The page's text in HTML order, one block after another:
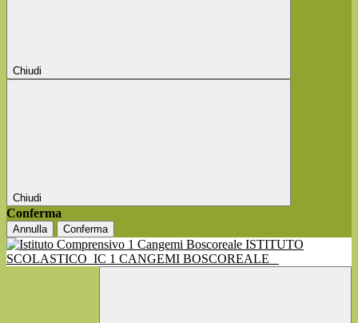
Chiudi
Chiudi
Conferma
Annulla Conferma
ISTITUTO
SCOLASTICO IC 1 CANGEMI BOSCOREALE